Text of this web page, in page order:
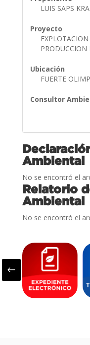
LUIS SAPS
Proyecto
PRODUCCION
Ubicación
FUERTE
Consultor
Ambiental
No se encontró el
Relatorio
Ambiental
No se encontró el
#